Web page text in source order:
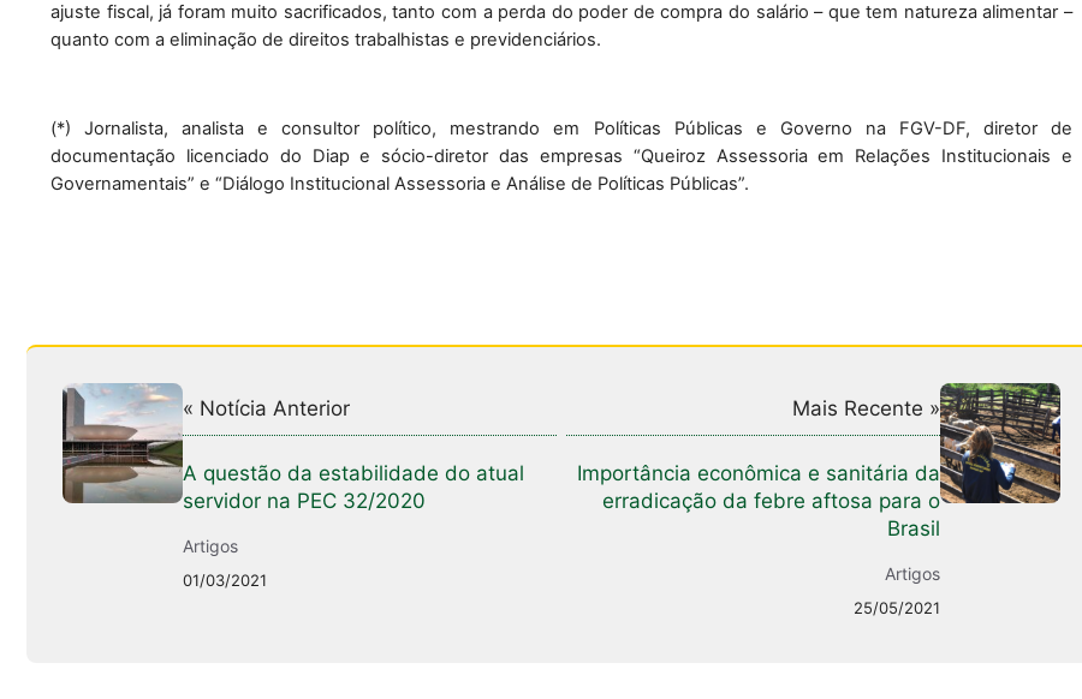
ajuste fiscal, já foram muito sacrificados, tanto com a perda do poder de compra do salário – que tem natureza alimentar –
quanto com a eliminação de direitos trabalhistas e previdenciários.
(*) Jornalista, analista e consultor político, mestrando em Políticas Públicas e Governo na FGV-DF, diretor de
documentação licenciado do Diap e sócio-diretor das empresas “Queiroz Assessoria em Relações Institucionais e
Governamentais” e “Diálogo Institucional Assessoria e Análise de Políticas Públicas”.
« Notícia Anterior
A questão da estabilidade do atual
servidor na PEC 32/2020
Artigos
01/03/2021
Mais Recente »
Importância econômica e sanitária da
erradicação da febre aftosa para o
Brasil
Artigos
25/05/2021